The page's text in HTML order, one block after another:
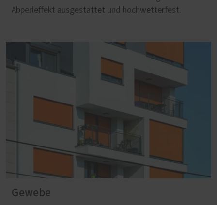
Abperleffekt ausgestattet und hochwetterfest.
Gewebe